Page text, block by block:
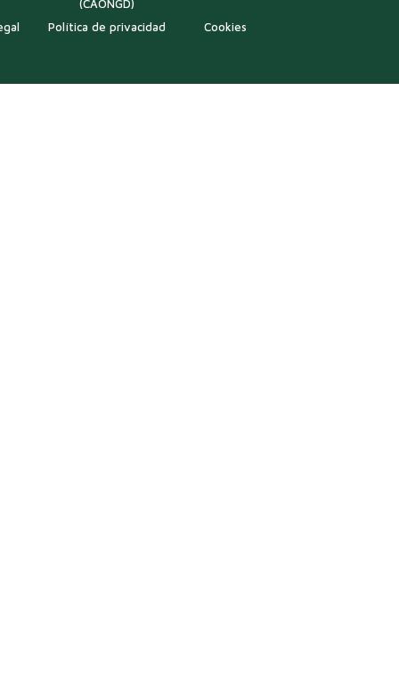
(CAONGD)
Política de privacidad Cookies